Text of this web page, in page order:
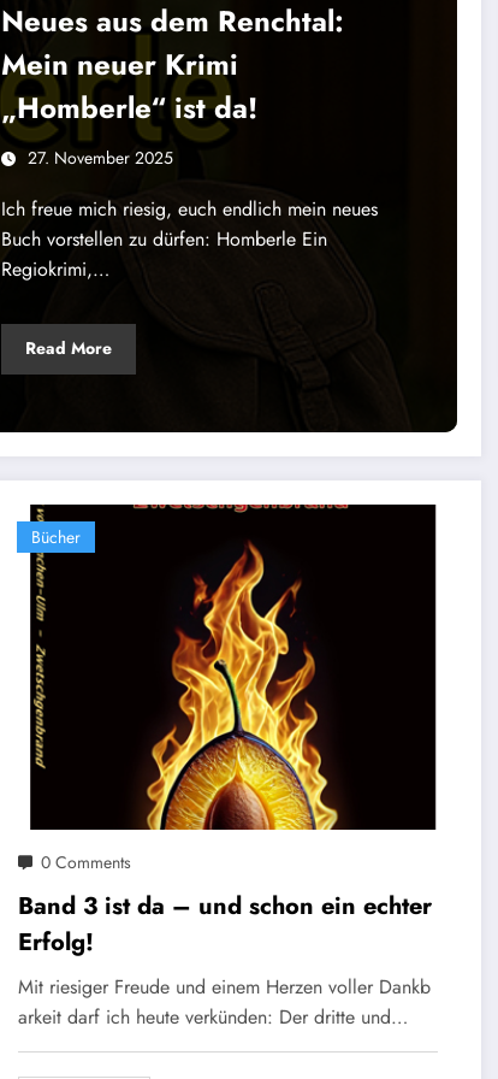
Neues aus dem Renchtal:
Mein neuer Krimi
„Homberle“ ist da!
27. November 2025
Ich freue mich riesig, euch endlich mein neues
Buch vorstellen zu dürfen: Homberle Ein
Regiokrimi,…
Read More
Bücher
0 Comments
Band 3 ist da – und schon ein echter
Erfolg!
Mit riesiger Freude und einem Herzen voller Dankb
arkeit darf ich heute verkünden: Der dritte und…